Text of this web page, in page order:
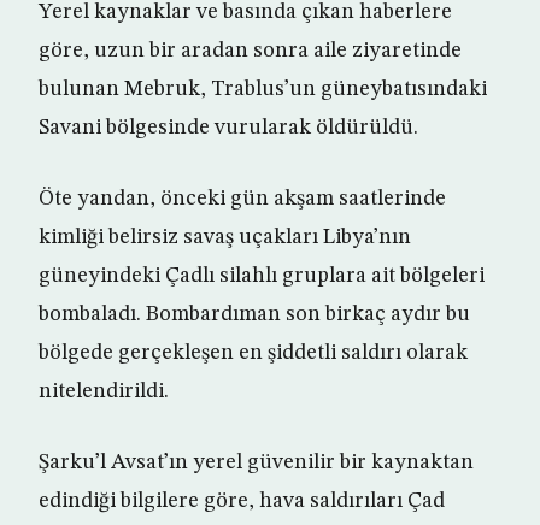
Yerel kaynaklar ve basında çıkan haberlere
göre, uzun bir aradan sonra aile ziyaretinde
bulunan Mebruk, Trablus’un güneybatısındaki
Savani bölgesinde vurularak öldürüldü.
Öte yandan, önceki gün akşam saatlerinde
kimliği belirsiz savaş uçakları Libya’nın
güneyindeki Çadlı silahlı gruplara ait bölgeleri
bombaladı. Bombardıman son birkaç aydır bu
bölgede gerçekleşen en şiddetli saldırı olarak
nitelendirildi.
Şarku’l Avsat’ın yerel güvenilir bir kaynaktan
edindiği bilgilere göre, hava saldırıları Çad